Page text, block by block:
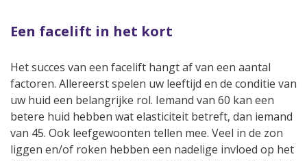
Een facelift in het kort
Het succes van een facelift hangt af van een aantal
factoren. Allereerst spelen uw leeftijd en de conditie van
uw huid een belangrijke rol. Iemand van 60 kan een
betere huid hebben wat elasticiteit betreft, dan iemand
van 45. Ook leefgewoonten tellen mee. Veel in de zon
liggen en/of roken hebben een nadelige invloed op het